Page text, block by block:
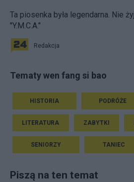
Ta piosenka była legendarna. Nie
"Y.M.C.A."
Redakcja
Tematy wen fang si bao
HISTORIA PODRÓŻE
LITERATURA ZABYTKI
SENIORZY TANIEC
Piszą na ten temat